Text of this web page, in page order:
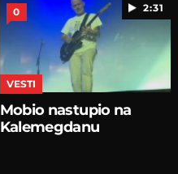
2:31
0
VESTI
Mobio nastupio na
Kalemegdanu